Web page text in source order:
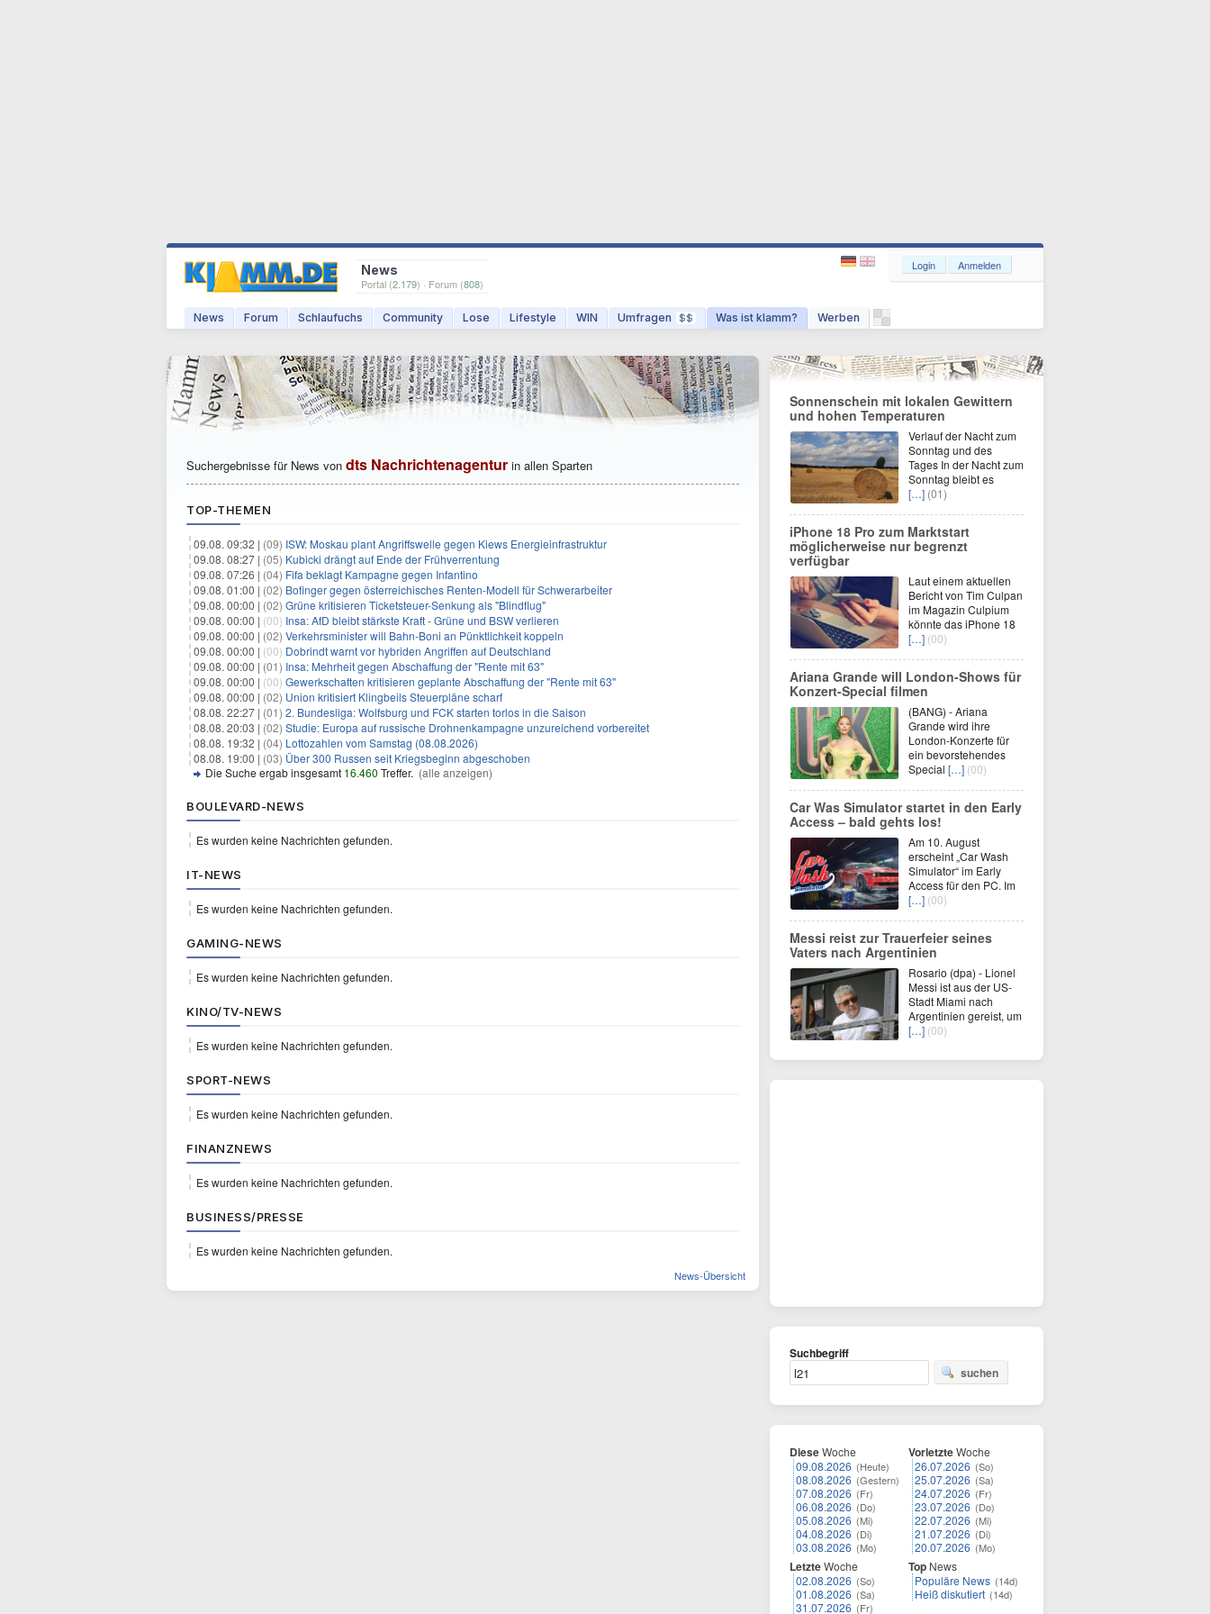
News
Portal (2.179) · Forum (808)
News Forum Schlaufuchs Community Lose Lifestyle WIN Umfragen $$ Was ist klamm? Werben
Login Anmelden
Suchergebnisse für News von dts Nachrichtenagentur in allen Sparten
TOP-THEMEN
09.08. 09:32 | (09) ISW: Moskau plant Angriffswelle gegen Kiews Energieinfrastruktur
09.08. 08:27 | (05) Kubicki drängt auf Ende der Frühverrentung
09.08. 07:26 | (04) Fifa beklagt Kampagne gegen Infantino
09.08. 01:00 | (02) Bofinger gegen österreichisches Renten-Modell für Schwerarbeiter
09.08. 00:00 | (02) Grüne kritisieren Ticketsteuer-Senkung als "Blindflug"
09.08. 00:00 | (00) Insa: AfD bleibt stärkste Kraft - Grüne und BSW verlieren
09.08. 00:00 | (02) Verkehrsminister will Bahn-Boni an Pünktlichkeit koppeln
09.08. 00:00 | (00) Dobrindt warnt vor hybriden Angriffen auf Deutschland
09.08. 00:00 | (01) Insa: Mehrheit gegen Abschaffung der "Rente mit 63"
09.08. 00:00 | (00) Gewerkschaften kritisieren geplante Abschaffung der "Rente mit 63"
09.08. 00:00 | (02) Union kritisiert Klingbeils Steuerpläne scharf
08.08. 22:27 | (01) 2. Bundesliga: Wolfsburg und FCK starten torlos in die Saison
08.08. 20:03 | (02) Studie: Europa auf russische Drohnenkampagne unzureichend vorbereitet
08.08. 19:32 | (04) Lottozahlen vom Samstag (08.08.2026)
08.08. 19:00 | (03) Über 300 Russen seit Kriegsbeginn abgeschoben
Die Suche ergab insgesamt 16.460 Treffer. (alle anzeigen)
BOULEVARD-NEWS
Es wurden keine Nachrichten gefunden.
IT-NEWS
Es wurden keine Nachrichten gefunden.
GAMING-NEWS
Es wurden keine Nachrichten gefunden.
KINO/TV-NEWS
Es wurden keine Nachrichten gefunden.
SPORT-NEWS
Es wurden keine Nachrichten gefunden.
FINANZNEWS
Es wurden keine Nachrichten gefunden.
BUSINESS/PRESSE
Es wurden keine Nachrichten gefunden.
News-Übersicht
Sonnenschein mit lokalen Gewittern
und hohen Temperaturen
Verlauf der Nacht zum
Sonntag und des
Tages In der Nacht zum
Sonntag bleibt es
[…] (01)
iPhone 18 Pro zum Marktstart
möglicherweise nur begrenzt
verfügbar
Laut einem aktuellen
Bericht von Tim Culpan
im Magazin Culpium
könnte das iPhone 18
[…] (00)
Ariana Grande will London-Shows für
Konzert-Special filmen
(BANG) - Ariana
Grande wird ihre
London-Konzerte für
ein bevorstehendes
Special […] (00)
Car Was Simulator startet in den Early
Access – bald gehts los!
Am 10. August
erscheint „Car Wash
Simulator“ im Early
Access für den PC. Im
[…] (00)
Messi reist zur Trauerfeier seines
Vaters nach Argentinien
Rosario (dpa) - Lionel
Messi ist aus der US-
Stadt Miami nach
Argentinien gereist, um
[…] (00)
Suchbegriff
suchen
DieseWoche
09.08.2026 (Heute)
08.08.2026 (Gestern)
07.08.2026 (Fr)
06.08.2026 (Do)
05.08.2026 (Mi)
04.08.2026 (Di)
03.08.2026 (Mo)
LetzteWoche
02.08.2026 (So)
01.08.2026 (Sa)
31.07.2026 (Fr)
VorletzteWoche
26.07.2026 (So)
25.07.2026 (Sa)
24.07.2026 (Fr)
23.07.2026 (Do)
22.07.2026 (Mi)
21.07.2026 (Di)
20.07.2026 (Mo)
Top News
Populäre News (14d)
Heiß diskutiert (14d)